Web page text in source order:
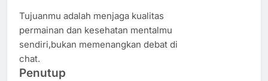
Tujuanmu adalah menjaga kualitas
permainan dan kesehatan mentalmu
sendiri,bukan memenangkan debat di
chat.
Penutup